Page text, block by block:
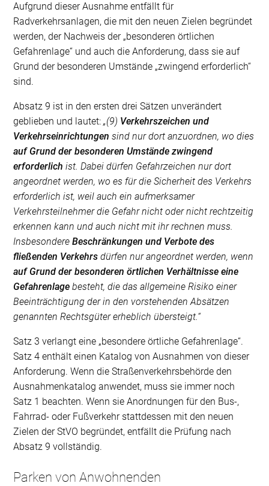
Aufgrund dieser Ausnahme entfällt für
Radverkehrsanlagen, die mit den neuen Zielen begründet
werden, der Nachweis der „besonderen örtlichen
Gefahrenlage“ und auch die Anforderung, dass sie auf
Grund der besonderen Umstände „zwingend erforderlich“
sind.
Absatz 9 ist in den ersten drei Sätzen unverändert
geblieben und lautet:„(9) Verkehrszeichen und
Verkehrseinrichtungensind nur dort anzuordnen, wo dies
auf Grund der besonderen Umstände zwingend
erforderlichist. Dabei dürfen Gefahrzeichen nur dort
angeordnet werden, wo es für die Sicherheit des Verkehrs
erforderlich ist, weil auch ein aufmerksamer
Verkehrsteilnehmer die Gefahr nicht oder nicht rechtzeitig
erkennen kann und auch nicht mit ihr rechnen muss.
InsbesondereBeschränkungen und Verbote des
fließenden Verkehrsdürfen nur angeordnet werden, wenn
auf Grund der besonderen örtlichen Verhältnisse eine
Gefahrenlagebesteht, die das allgemeine Risiko einer
Beeinträchtigung der in den vorstehenden Absätzen
genannten Rechtsgüter erheblich übersteigt.“
Satz 3 verlangt eine „besondere örtliche Gefahrenlage“.
Satz 4 enthält einen Katalog von Ausnahmen von dieser
Anforderung. Wenn die Straßenverkehrsbehörde den
Ausnahmenkatalog anwendet, muss sie immer noch
Satz 1 beachten. Wenn sie Anordnungen für den Bus-,
Fahrrad- oder Fußverkehr stattdessen mit den neuen
Zielen der StVO begründet, entfällt die Prüfung nach
Absatz 9 vollständig.
Parken von Anwohnenden